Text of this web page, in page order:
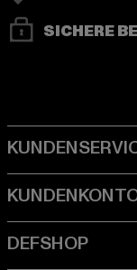
SICHERE